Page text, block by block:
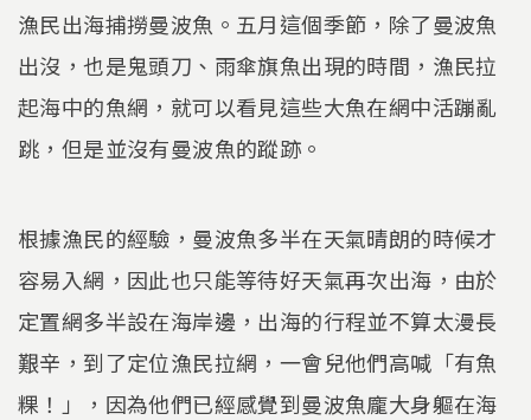
漁民出海捕撈曼波魚。五月這個季節，除了曼波魚
出沒，也是鬼頭刀、雨傘旗魚出現的時間，漁民拉
起海中的魚網，就可以看見這些大魚在網中活蹦亂
跳，但是並沒有曼波魚的蹤跡。
根據漁民的經驗，曼波魚多半在天氣晴朗的時候才
容易入網，因此也只能等待好天氣再次出海，由於
定置網多半設在海岸邊，出海的行程並不算太漫長
艱辛，到了定位漁民拉網，一會兒他們高喊「有魚
粿！」，因為他們已經感覺到曼波魚龐大身軀在海